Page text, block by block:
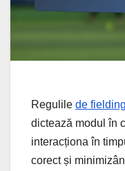
Regulile de fielding
dictează modul în
interacționa în
corect și